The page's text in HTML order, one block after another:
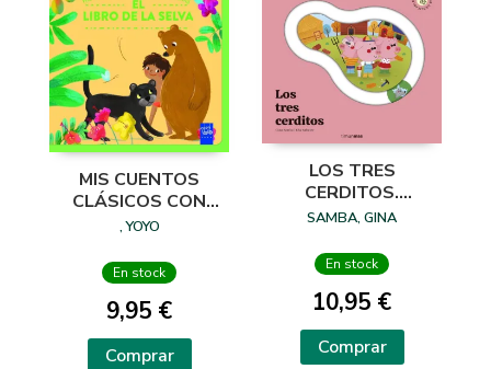
MIS CUENTOS
CLÁSICOS CON
TEXTURAS. EL
, YOYO
En stock
9,95 €
Comprar
LOS TRES
CERDITOS.
CUENTO CON
DESLIZABLES
SAMBA, GINA
En stock
10,95 €
Comprar